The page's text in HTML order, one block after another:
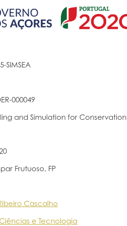
SIMSEA
000049
and Simulation for
Frutuoso, FP
Cascalho
e Tecnologia